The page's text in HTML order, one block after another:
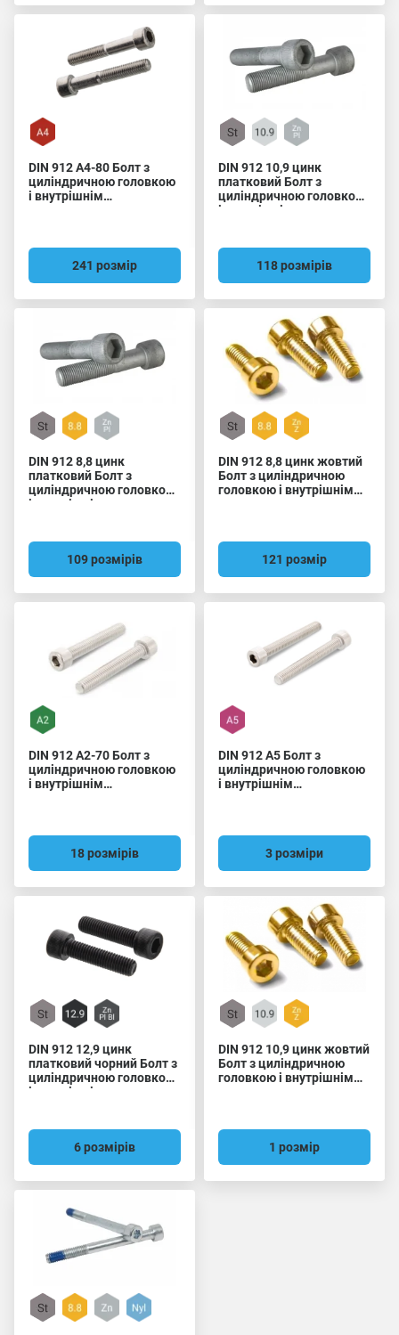
DIN 912 A4-80 Болт з
циліндричною головкою
і внутрішнім
241 розмір
DIN 912 10,9 цинк
платковий Болт з
циліндричною головкою
і внутрішнім
118 розмірів
DIN 912 8,8 цинк
платковий Болт з
циліндричною головкою
і внутрішнім
109 розмірів
DIN 912 8,8 цинк жовтий
Болт з циліндричною
головкою і внутрішнім
121 розмір
DIN 912 A2-70 Болт з
циліндричною головкою
і внутрішнім
18 розмірів
DIN 912 A5 Болт з
циліндричною головкою
і внутрішнім
3 розміри
DIN 912 12,9 цинк
платковий чорний Болт з
циліндричною головкою
і внутрішнім
6 розмірів
DIN 912 10,9 цинк жовтий
Болт з циліндричною
головкою і внутрішнім
1 розмір